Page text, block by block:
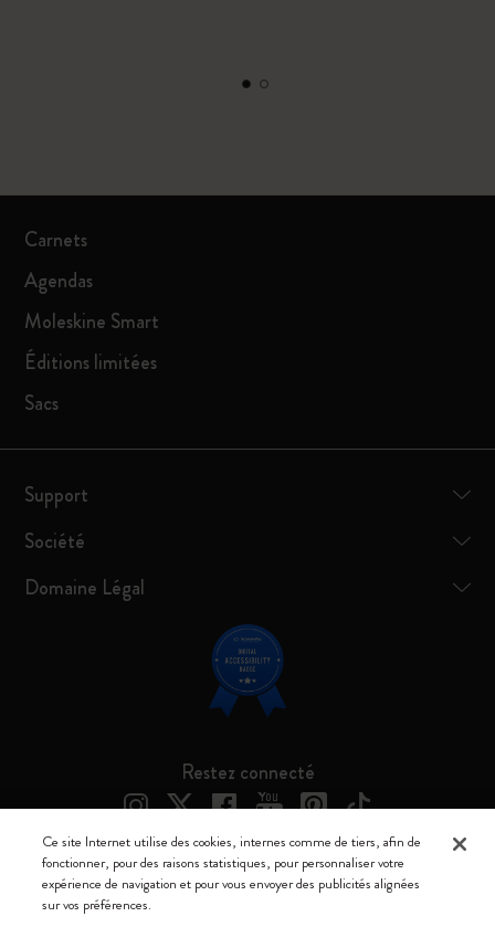
Carnets
Agendas
Moleskine Smart
Éditions limitées
Sacs
Support
Société
Domaine Légal
Restez connecté
Moleskine ® est une marque enregistrée de Moleskine Srl a socio unico
Ce site Internet utilise des cookies, internes comme de tiers, afin de
fonctionner, pour des raisons statistiques, pour personnaliser votre
expérience de navigation et pour vous envoyer des publicités alignées
sur vos préférences.